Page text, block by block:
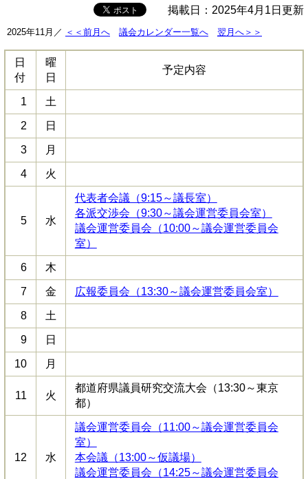
掲載日：2025年4月1日更新
2025年11月／ ＜＜前月へ 議会カレンダー一覧へ 翌月へ＞＞
日
付
曜
日
予定内容
1 土
2 日
3 月
4 火
5 水
代表者会議（9:15～議長室）
各派交渉会（9:30～議会運営委員会室）
議会運営委員会（10:00～議会運営委員会
室）
6 木
7 金 広報委員会（13:30～議会運営委員会室）
8 土
9 日
10 月
11 火
都道府県議員研究交流大会（13:30～東京
都）
12 水
議会運営委員会（11:00～議会運営委員会
室）
本会議（13:00～仮議場）
議会運営委員会（14:25～議会運営委員会